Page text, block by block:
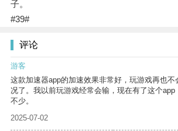
子。
#39#
评论
游客
这款加速器app的加速效果非常好，玩游戏再也
况了。我以前玩游戏经常会输，现在有了这个app
不少。
2025-07-02